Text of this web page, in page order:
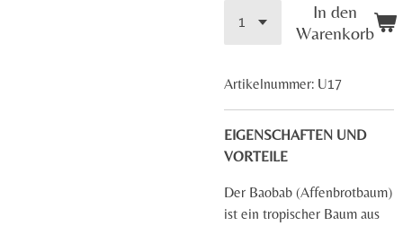
In den
Warenkorb
Artikelnummer: U17
EIGENSCHAFTEN UND
VORTEILE
Der Baobab (Affenbrotbaum)
ist ein tropischer Baum aus